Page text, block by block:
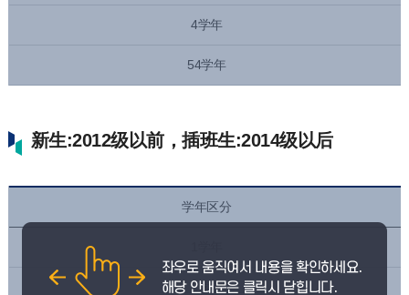
4学年
54学年
新生:2012级以前，插班生:2014级以后
学年区分
2学年